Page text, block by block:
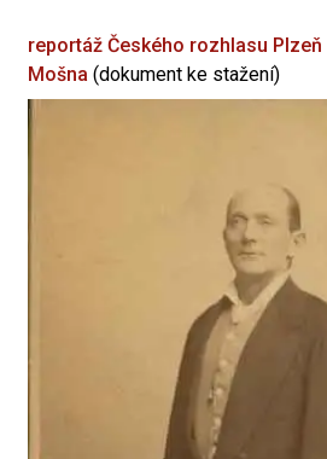
reportáž Českého rozhlasu Plzeň
Mošna (dokument ke stažení)